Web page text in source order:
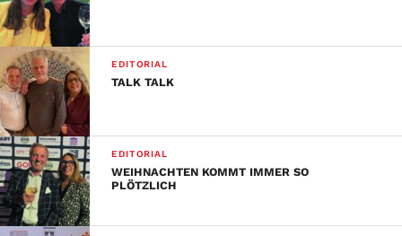
EDITORIAL
TALK TALK
EDITORIAL
WEIHNACHTEN KOMMT IMMER SO
PLÖTZLICH